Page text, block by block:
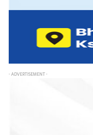
- ADVERTISEMENT -